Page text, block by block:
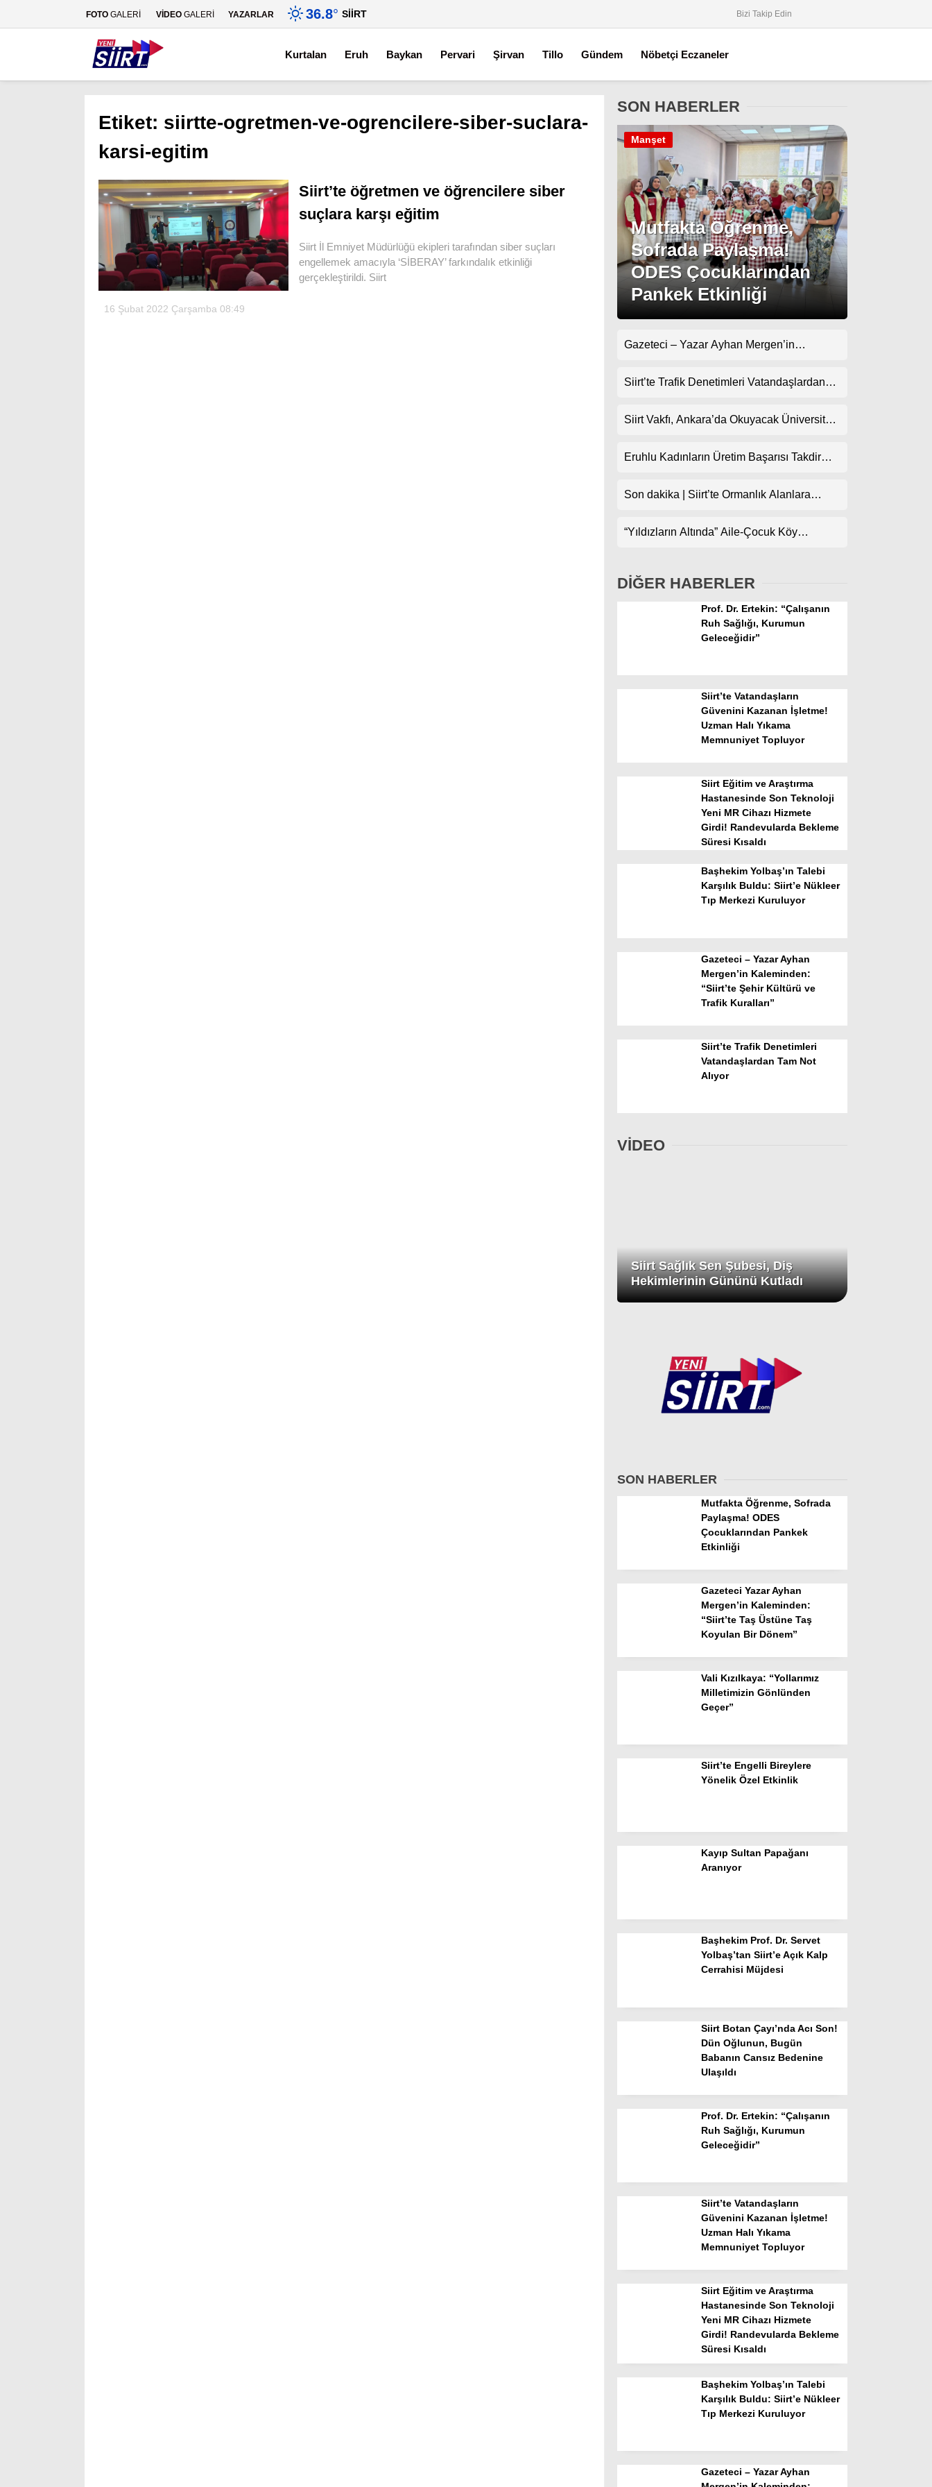
Gündem
Spor
Teknoloji
WhatsApp İhbar Hattı
Instagram
FOTO GALERİ VİDEO GALERİ YAZARLAR 36.8° SIIRT Bizi Takip Edin
Kurtalan Eruh Baykan Pervari Şirvan Tillo Gündem Nöbetçi Eczaneler
Etiket: siirtte-ogretmen-ve-ogrencilere-siber-suclara-
karsi-egitim
Siirt’te öğretmen ve öğrencilere siber
suçlara karşı eğitim
Siirt İl Emniyet Müdürlüğü ekipleri tarafından siber suçları
engellemek amacıyla ‘SİBERAY’ farkındalık etkinliği
gerçekleştirildi. Siirt
16 Şubat 2022 Çarşamba 08:49
SON HABERLER
Mutfakta Öğrenme,
Sofrada Paylaşma!
ODES Çocuklarından
Pankek Etkinliği
Manşet
Gazeteci – Yazar Ayhan Mergen’in
Kuralları”
Siirt’te Trafik Denetimleri Vatandaşlardan
Siirt Vakfı, Ankara’da Okuyacak Üniversite
Eruhlu Kadınların Üretim Başarısı Takdir
Son dakika | Siirt’te Ormanlık Alanlara
“Yıldızların Altında” Aile-Çocuk Köy
DİĞER HABERLER
Prof. Dr. Ertekin: “Çalışanın
Ruh Sağlığı, Kurumun
Geleceğidir”
Siirt’te Vatandaşların
Güvenini Kazanan İşletme!
Uzman Halı Yıkama
Memnuniyet Topluyor
Siirt Eğitim ve Araştırma
Hastanesinde Son Teknoloji
Yeni MR Cihazı Hizmete
Girdi! Randevularda Bekleme
Süresi Kısaldı
Başhekim Yolbaş’ın Talebi
Karşılık Buldu: Siirt’e Nükleer
Tıp Merkezi Kuruluyor
Gazeteci – Yazar Ayhan
Mergen’in Kaleminden:
“Siirt’te Şehir Kültürü ve
Trafik Kuralları”
Siirt’te Trafik Denetimleri
Vatandaşlardan Tam Not
Alıyor
VİDEO
Siirt Sağlık Sen Şubesi, Diş
Hekimlerinin Gününü Kutladı
SON HABERLER
Mutfakta Öğrenme, Sofrada
Paylaşma! ODES
Çocuklarından Pankek
Etkinliği
Gazeteci Yazar Ayhan
Mergen’in Kaleminden:
“Siirt’te Taş Üstüne Taş
Koyulan Bir Dönem”
Vali Kızılkaya: “Yollarımız
Milletimizin Gönlünden
Geçer”
Siirt’te Engelli Bireylere
Yönelik Özel Etkinlik
Kayıp Sultan Papağanı
Aranıyor
Başhekim Prof. Dr. Servet
Yolbaş’tan Siirt’e Açık Kalp
Cerrahisi Müjdesi
Siirt Botan Çayı’nda Acı Son!
Dün Oğlunun, Bugün
Babanın Cansız Bedenine
Ulaşıldı
Prof. Dr. Ertekin: “Çalışanın
Ruh Sağlığı, Kurumun
Geleceğidir”
Siirt’te Vatandaşların
Güvenini Kazanan İşletme!
Uzman Halı Yıkama
Memnuniyet Topluyor
Siirt Eğitim ve Araştırma
Hastanesinde Son Teknoloji
Yeni MR Cihazı Hizmete
Girdi! Randevularda Bekleme
Süresi Kısaldı
Başhekim Yolbaş’ın Talebi
Karşılık Buldu: Siirt’e Nükleer
Tıp Merkezi Kuruluyor
Gazeteci – Yazar Ayhan